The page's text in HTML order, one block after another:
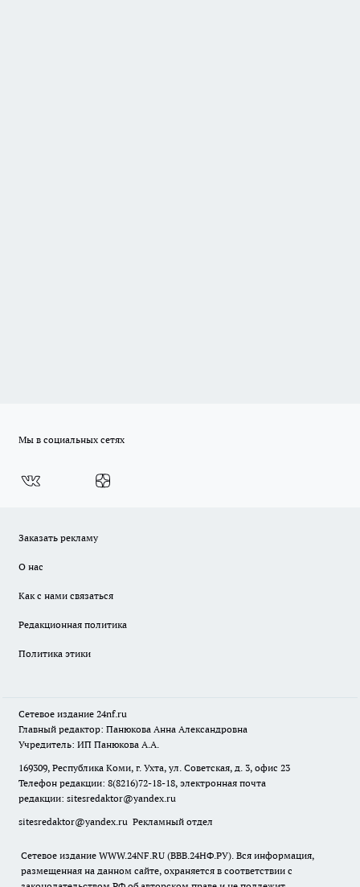
Мы в социальных сетях
Заказать рекламу
О нас
Как с нами связаться
Редакционная политика
Политика этики
Сетевое издание 24nf.ru
Главный редактор: Панюкова Анна Александровна
Учредитель: ИП Панюкова А.А.
169309, Республика Коми, г. Ухта, ул. Советская, д. 3, офис 23
Телефон редакции: 8(8216)72-18-18, электронная почта
редакции: sitesredaktor@yandex.ru
sitesredaktor@yandex.ru Рекламный отдел
Сетевое издание WWW.24NF.RU (ВВВ.24НФ.РУ). Вся информация,
размещенная на данном сайте, охраняется в соответствии с